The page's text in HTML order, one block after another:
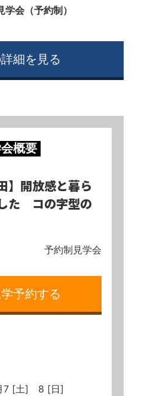
会（予約制）
細を見る
概要
】開放感と暮ら
た コの字型の
予約制見学会
予約する
7 [土] 8 [日]